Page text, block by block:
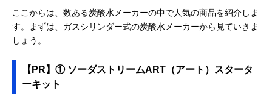
ここからは、数ある炭酸水メーカーの中で人気の商品を紹介しま
す。まずは、ガスシリンダー式の炭酸水メーカーから見ていきま
しょう。
【PR】① ソーダストリームART（アート）スタータ
ーキット